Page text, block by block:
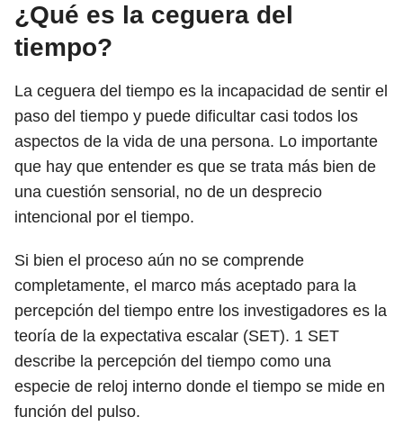
¿Qué es la ceguera del
tiempo?
La ceguera del tiempo es la incapacidad de sentir el
paso del tiempo y puede dificultar casi todos los
aspectos de la vida de una persona. Lo importante
que hay que entender es que se trata más bien de
una cuestión sensorial, no de un desprecio
intencional por el tiempo.
Si bien el proceso aún no se comprende
completamente, el marco más aceptado para la
percepción del tiempo entre los investigadores es la
teoría de la expectativa escalar (SET). 1 SET
describe la percepción del tiempo como una
especie de reloj interno donde el tiempo se mide en
función del pulso.